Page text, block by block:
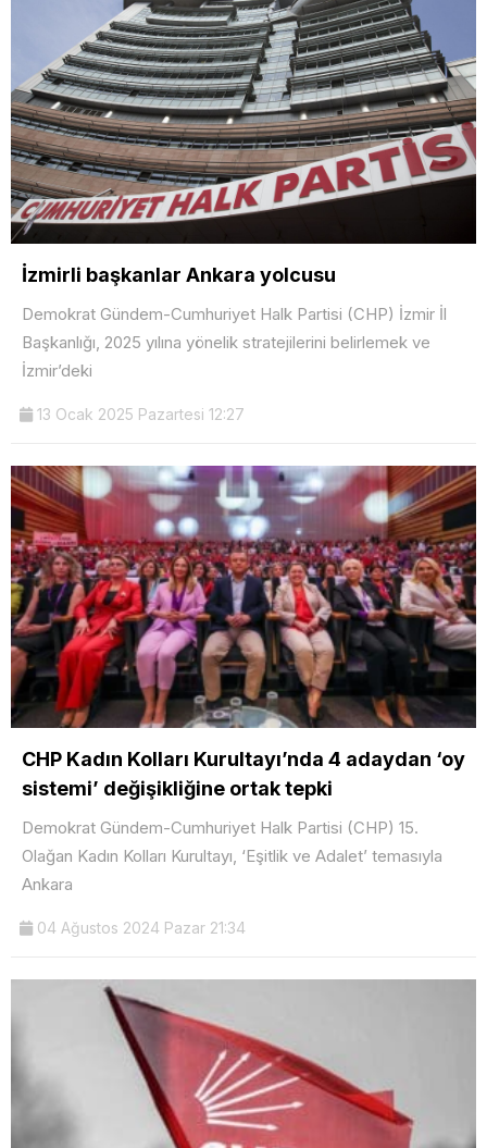
İzmirli başkanlar Ankara yolcusu
Demokrat Gündem-Cumhuriyet Halk Partisi (CHP) İzmir İl
Başkanlığı, 2025 yılına yönelik stratejilerini belirlemek ve
İzmir’deki
13 Ocak 2025 Pazartesi 12:27
CHP Kadın Kolları Kurultayı’nda 4 adaydan ‘oy
sistemi’ değişikliğine ortak tepki
Demokrat Gündem-Cumhuriyet Halk Partisi (CHP) 15.
Olağan Kadın Kolları Kurultayı, ‘Eşitlik ve Adalet’ temasıyla
Ankara
04 Ağustos 2024 Pazar 21:34